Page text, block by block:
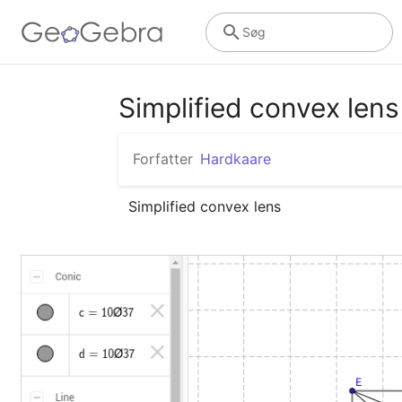
Søg
Simplified convex lens
Forfatter Hardkaare
Simplified convex lens